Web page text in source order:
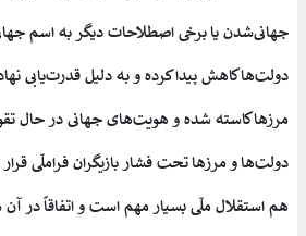
جهانی‌شدن یا برخی اصطلاحات دیگر به اسم
دولت‌ها کاهش پیدا کرده و به دلیل قدرت‌یابی
مرزها کاسته شده و هویت‌های جهانی در حال
دولت‌ها و مرزها تحت فشار بازیگران فراملّی قرار
هم استقلال ملّی بسیار مهم است و اتفاقاً در